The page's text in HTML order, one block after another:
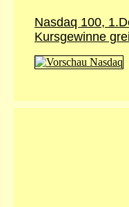
Nasdaq 100,
Kursgewinne